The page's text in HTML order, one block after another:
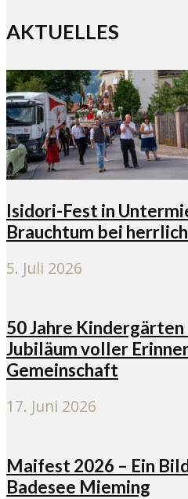
AKTUELLES
Isidori-Fest in
Brauchtum bei
5. Juli 2026
50 Jahre Kindergärten
Jubiläum voller
Gemeinschaft
17. Juni 2026
Maifest 2026 – Ein
Badesee Mieming